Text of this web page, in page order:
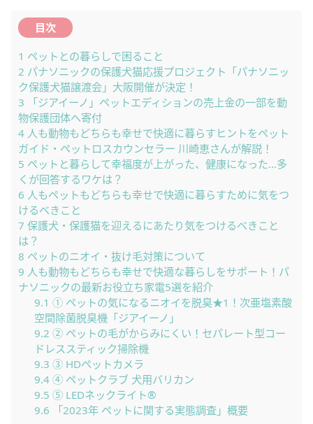
目次
1 ペットとの暮らしで困ること
2 パナソニックの保護犬猫応援プロジェクト「パナソニッ
ク保護犬猫譲渡会」大阪開催が決定！
3 「ジアイーノ」ペットエディションの売上金の一部を動
物保護団体へ寄付
4 人も動物もどちらも幸せで快適に暮らすヒントをペット
ガイド・ペットロスカウンセラー 川崎恵さんが解説！
5 ペットと暮らして幸福度が上がった、健康になった…多
くが回答するワケは？
6 人もペットもどちらも幸せで快適に暮らすために気をつ
けるべきこと
7 保護犬・保護猫を迎えるにあたり気をつけるべきこと
は？
8 ペットのニオイ・抜け毛対策について
9 人も動物もどちらも幸せで快適な暮らしをサポート！パ
ナソニックの最新お役立ち家電5選を紹介
9.1 ① ペットの気になるニオイを脱臭★1！次亜塩素酸
空間除菌脱臭機「ジアイーノ」
9.2 ② ペットの毛がからみにくい！セパレート型コー
ドレススティック掃除機
9.3 ③ HDペットカメラ
9.4④ ペットクラブ 犬用バリカン
9.5 ⑤ LEDネックライト®
9.6 「2023年 ペットに関する実態調査」概要